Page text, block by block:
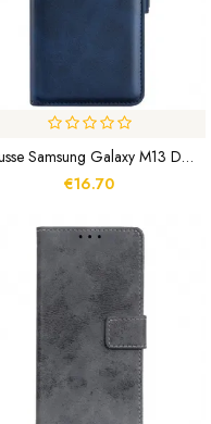
Housse Samsung Galaxy M13 Double Fermoir
€16.70